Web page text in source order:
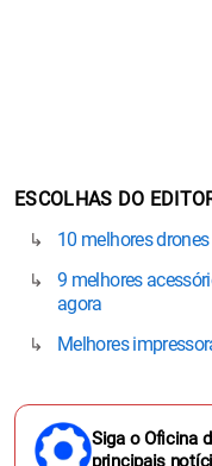
ESCOLHAS DO
10 melhores
9 melhores
agora
Melhores
Siga o Oficina
principais